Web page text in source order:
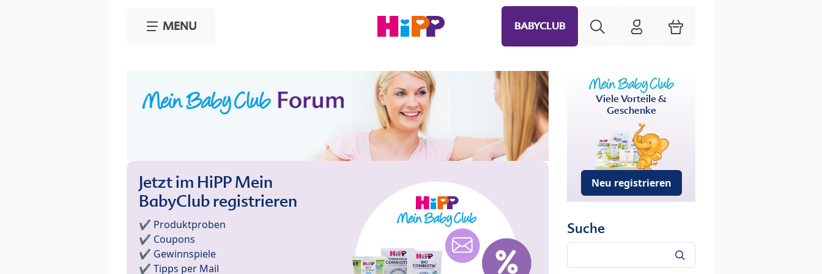
MENU BABYCLUB HiPP Mein Babyclub
Warenkorb
Jetzt im HiPP Mein
BabyClub registrieren
✔️ Produktproben
✔️ Coupons
✔️ Gewinnspiele
✔️ Tipps per Mail
Viele Vorteile &
Geschenke
Neu registrieren
Suche